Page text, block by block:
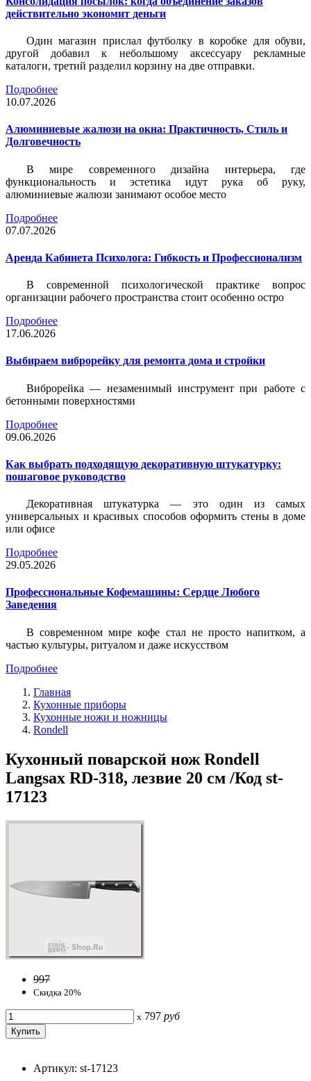
действительно экономит деньги
Один магазин прислал футболку в коробке для обуви,
другой добавил к небольшому аксессуару рекламные
каталоги, третий разделил корзину на две отправки.
Подробнее
10.07.2026
Алюминиевые жалюзи на окна: Практичность, Стиль и
Долговечность
В мире современного дизайна интерьера, где
функциональность и эстетика идут рука об руку,
алюминиевые жалюзи занимают особое место
Подробнее
07.07.2026
Аренда Кабинета Психолога: Гибкость и Профессионализм
В современной психологической практике вопрос
организации рабочего пространства стоит особенно остро
Подробнее
17.06.2026
Выбираем виброрейку для ремонта дома и стройки
Виброрейка — незаменимый инструмент при работе с
бетонными поверхностями
Подробнее
09.06.2026
Как выбрать подходящую декоративную штукатурку:
пошаговое руководство
Декоративная штукатурка — это один из самых
универсальных и красивых способов оформить стены в доме
или офисе
Подробнее
29.05.2026
Профессиональные Кофемашины: Сердце Любого
Заведения
В современном мире кофе стал не просто напитком, а
частью культуры, ритуалом и даже искусством
Подробнее
Главная
Кухонные приборы
Кухонные ножи и ножницы
Rondell
Кухонный поварской нож Rondell
Langsax RD-318, лезвие 20 см /Код st-
17123
997
Скидка 20%
x 797 руб
Артикул: st-17123